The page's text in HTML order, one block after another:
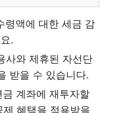
령액에 대한 세금 감
.
사와 제휴된 자선단
받을 수 있습니다.
금 계좌에 재투자할
혜택을 적용받을